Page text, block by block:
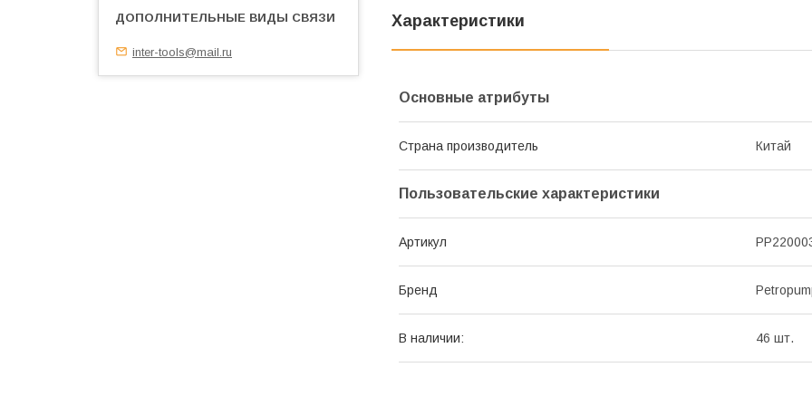
Характеристики
Основные атрибуты
Страна производитель Китай
Пользовательские характеристики
Артикул
Бренд
В наличии: 46 шт.
inter-tools@mail.ru